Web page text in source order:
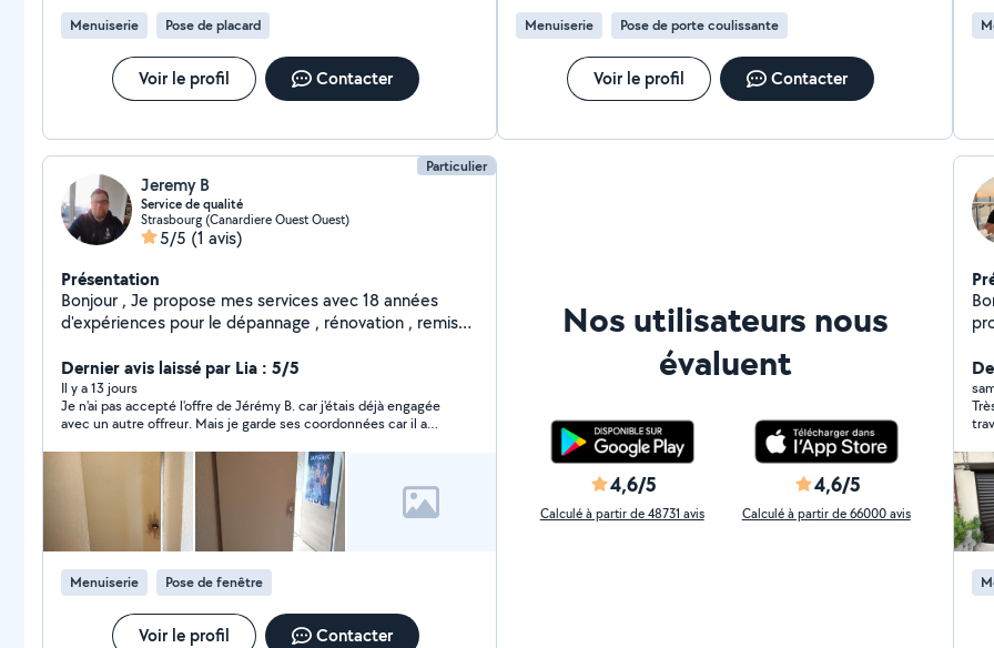
Menuiserie Pose de placard
Voir le profil Contacter
Menuiserie Pose de porte coulissante
Voir le profil Contacter
Particulier
Jeremy B
Service de qualité
Strasbourg (Canardiere Ouest Ouest)
5/5 (1 avis)
Présentation
Bonjour , Je propose mes services avec 18 années
d'expériences pour le dépannage , rénovation , remise
remplacement, réparation de la motorisation, tablier). -
des volets battants (ponçage , peinture , lasure et
réparation) . - de portes et fenêtres ( réglages,
réparations et pose ) - de changement de vitrage . - de
portes intérieures ,de parquets et plinthes. - pose de
moustiquaires. - pose de store extérieur, intérieur. -
petits travaux de menuiserie et serrurerie . - montage
de meubles. - petits travaux extérieurs ( pelouse ,
mauvaises herbes , taille de haie , déchetterie ) Mes
atouts : écoute , travail soigné, tarif honnête ,
réactivité . N'hésitez pas à m'écrire pour échanger sur
vos besoins et projets . Cordialement Jérémy
Dernier avis laissé par Lia : 5/5
Il y a 13 jours
Je n'ai pas accepté l'offre de Jérémy B. car j'étais déjà engagée
avec un autre offreur. Mais je garde ses coordonnées car il a
Menuiserie Pose de fenêtre
Voir le profil Contacter
Nos utilisateurs nous
évaluent
4,6/5
Calculé à partir de 48731 avis
4,6/5
Calculé à partir de 66000 avis
Bonjour,
et
de stores